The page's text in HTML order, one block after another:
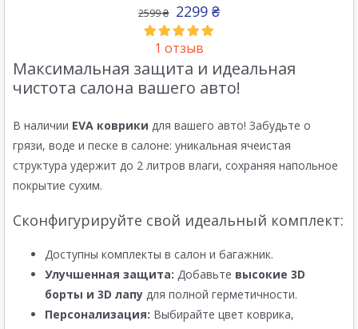
2599₴ 2299 ₴
1 отзыв
Максимальная защита и идеальная
чистота салона вашего авто!
В наличии EVA коврики для вашего авто! Забудьте о
грязи, воде и песке в салоне: уникальная ячеистая
структура удержит до 2 литров влаги, сохраняя напольное
покрытие сухим.
Сконфигурируйте свой идеальный комплект:
Доступны комплекты в салон и багажник.
Улучшенная защита: Добавьте высокие 3D
борты и 3D лапу для полной герметичности.
Персонализация: Выбирайте цвет коврика,